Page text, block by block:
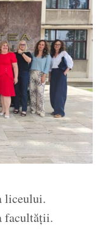
liceului.
facultății.